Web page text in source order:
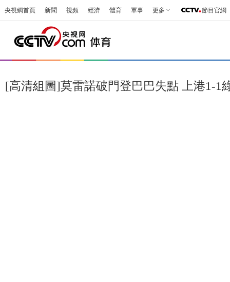
央視網首頁 新聞 視頻 經濟 體育 軍事 更多 節目官網
[高清組圖]莫雷諾破門登巴巴失點 上港1-1